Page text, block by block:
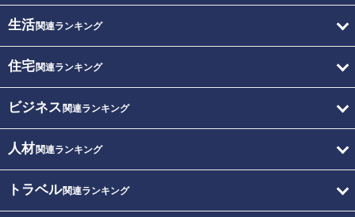
生活関連ランキング
住宅関連ランキング
ビジネス 関連ランキング
人材関連ランキング
トラベル関連ランキング